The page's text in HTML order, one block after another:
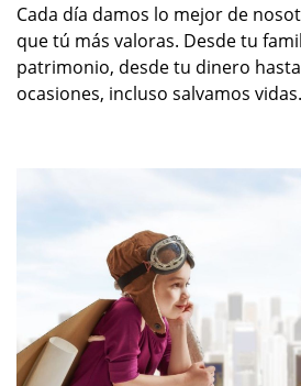
Cada día damos lo mejor de
que tú más valoras. Desde tu
patrimonio, desde tu dinero
ocasiones, incluso salvamos vidas.